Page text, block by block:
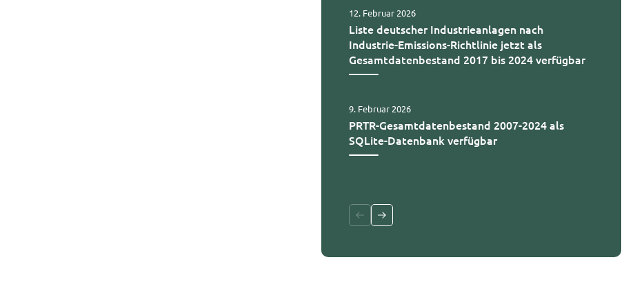
Liste deutscher Industrieanlagen nach
Industrie-Emissions-Richtlinie jetzt als
Gesamtdatenbestand 2017 bis 2024 verfügbar
12. Februar 2026
PRTR-Gesamtdatenbestand 2007-2024 als
SQLite-Datenbank verfügbar
9. Februar 2026